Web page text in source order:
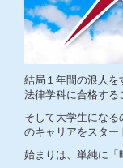
結局１年間の浪人
法律学科に合格する
そして大学生にな
のキャリアをスター
始まりは、単純に「